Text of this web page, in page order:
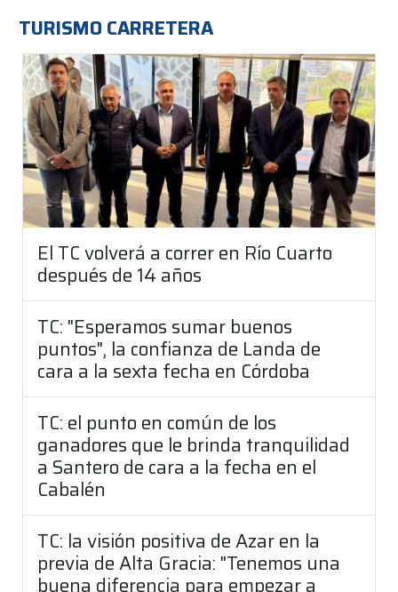
TURISMO CARRETERA
El TC volverá a correr en Río Cuarto
después de 14 años
TC: "Esperamos sumar buenos
puntos", la confianza de Landa de
cara a la sexta fecha en Córdoba
TC: el punto en común de los
ganadores que le brinda tranquilidad
a Santero de cara a la fecha en el
Cabalén
TC: la visión positiva de Azar en la
previa de Alta Gracia: "Tenemos una
buena diferencia para empezar a